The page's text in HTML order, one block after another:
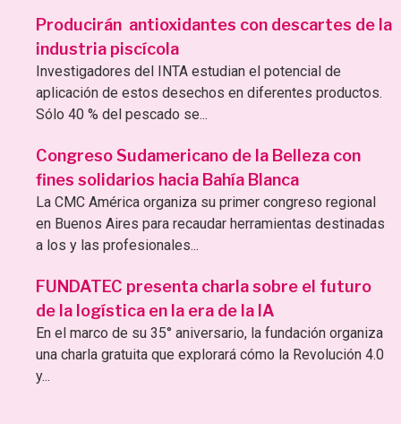
Producirán antioxidantes con descartes de la
industria piscícola
Investigadores del INTA estudian el potencial de
aplicación de estos desechos en diferentes productos.
Sólo 40 % del pescado se...
Congreso Sudamericano de la Belleza con
fines solidarios hacia Bahía Blanca
La CMC América organiza su primer congreso regional
en Buenos Aires para recaudar herramientas destinadas
a los y las profesionales...
FUNDATEC presenta charla sobre el futuro
de la logística en la era de la IA
En el marco de su 35° aniversario, la fundación organiza
una charla gratuita que explorará cómo la Revolución 4.0
y...